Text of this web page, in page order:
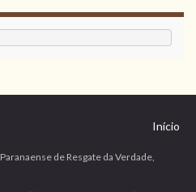
Início
de Resgate da Verdade,